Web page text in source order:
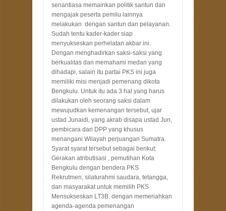
senantiasa memainkan politik santun dan
mengajak peserta pemilu lainnya
melakukan dengan santun dan pelayanan.
Sudah tentu kader-kader siap
menyukseskan perhelatan akbar ini.
Dengan menghadirkan saksi-saksi yang
berkualitas dan memahami medan yang
dihadapi, salain itu partai PKS ini juga
memiliki misi menjadi pemenang dikota
Bengkulu. Untuk itu ada 3 hal yang harus
dilakukan oleh seorang saksi dalam
mewujudkan kemenangan tersebut, ujar
ustad Junaidi, yang akrab disapa ustad Jun,
pembicara dari DPP yang khusus
menangani Wilayah perjuangan Sumatra.
Syarat syarat tersebut sebagai berikut:
1.
Gerakan atributisasi , pemutihan Kota
Bengkulu dengan bendera PKS
2.
Rekrutmen, silaturahmi saudara, tetangga,
dan masyarakat untuk memilih PKS
3.
Mensukseskan LT3B, dengan memeriahkan
agenda-agenda pemenangan